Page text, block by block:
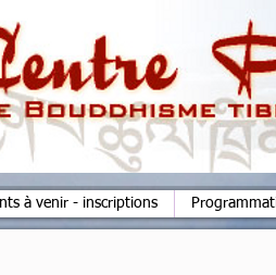
à venir - inscriptions